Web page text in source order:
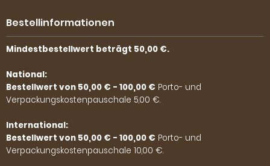
Bestellinformationen
Mindestbestellwert beträgt 50,00 €.
National:
Bestellwert von 50,00 € - 100,00 € Porto- und
Verpackungskostenpauschale 5,00 €.
International:
Bestellwert von 50,00 € - 100,00 € Porto- und
Verpackungskostenpauschale 10,00 €.